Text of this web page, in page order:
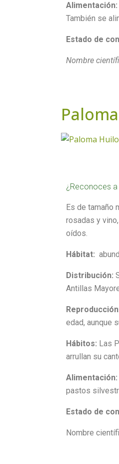
Alimentación:
También se
Estado de
Nombre
¿Reconoces
Es de tamaño
rosadas y
oídos.
Hábitat:
Distribución:
Antillas
edad, aunque
Hábitos: Las
arrullan su
Alimentación:
pastos
Estado de
Nombre